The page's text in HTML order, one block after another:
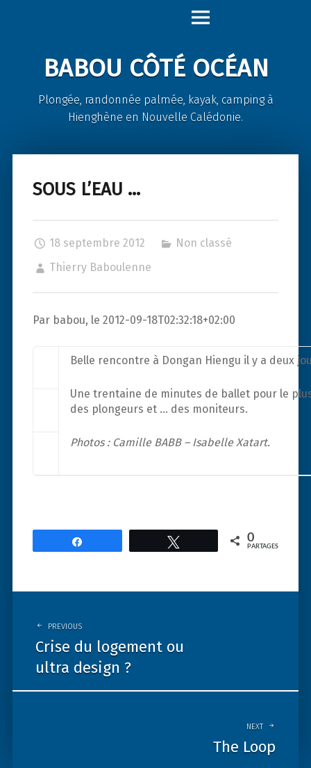
navigation
BABOU CÔTÉ OCÉAN
Plongée, randonnée palmée, kayak, camping à
Hienghène en Nouvelle Calédonie.
SOUS L’EAU …
18 septembre 2012
Non classé
Thierry Baboulenne
Par babou, le 2012-09-18T02:32:18+02:00
Belle rencontre à Dongan Hiengu il y a deux
Une trentaine de minutes de ballet pour le
des plongeurs et … des moniteurs.
Photos : Camille BABB – Isabelle Xatart.
0
PARTAGES
navigation
PREVIOUS
Crise du logement ou
ultra design ?
NEXT
The Loop